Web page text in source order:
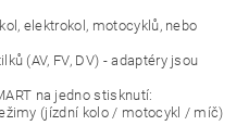
elektrokol, motocyklů, nebo
(AV, FV, DV) - adaptéry jsou
na jedno stisknutí:
(jízdní kolo / motocykl / míč)